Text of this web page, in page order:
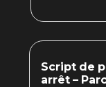
Script de
arrêt –